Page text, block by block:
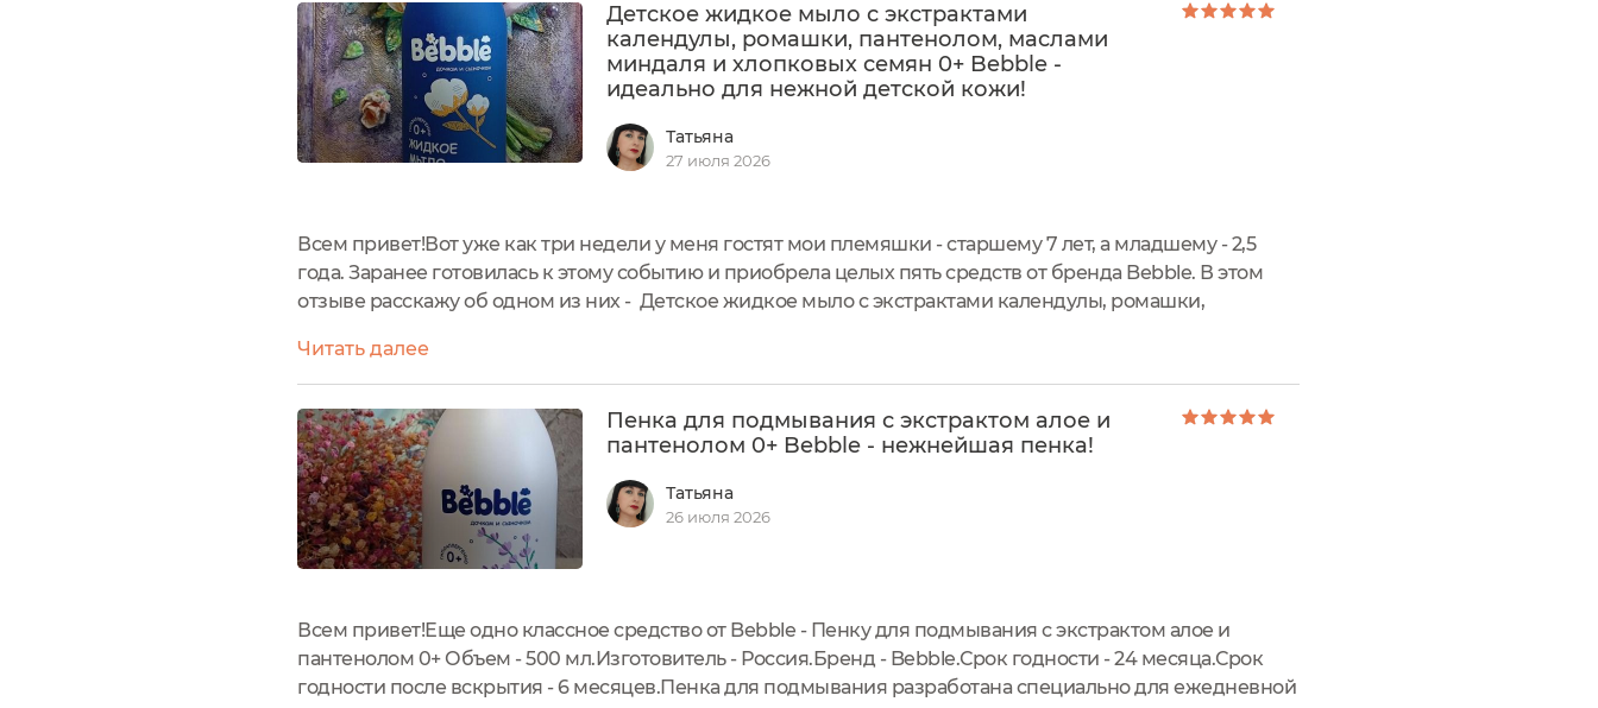
Детское жидкое мыло с экстрактами
календулы, ромашки, пантенолом, маслами
миндаля и хлопковых семян 0+ Bebble -
идеально для нежной детской кожи!
Татьяна
27 июля 2026
Всем привет!Вот уже как три недели у меня гостят мои племяшки - старшему 7 лет, а младшему - 2,5
года. Заранее готовилась к этому событию и приобрела целых пять средств от бренда Bebble. В этом
отзыве расскажу об одном из них - Детское жидкое мыло с экстрактами календулы, ромашки,
млПроизводство: РоссияОформление:...
Читать далее
Пенка для подмывания с экстрактом алое и
пантенолом 0+ Bebble - нежнейшая пенка!
Татьяна
26 июля 2026
Всем привет!Еще одно классное средство от Bebble - Пенку для подмывания с экстрактом алое и
пантенолом 0+ Объем - 500 мл.Изготовитель - Россия.Бренд - Bebble.Срок годности - 24 месяца.Срок
годности после вскрытия - 6 месяцев.Пенка для подмывания разработана специально для ежедневной